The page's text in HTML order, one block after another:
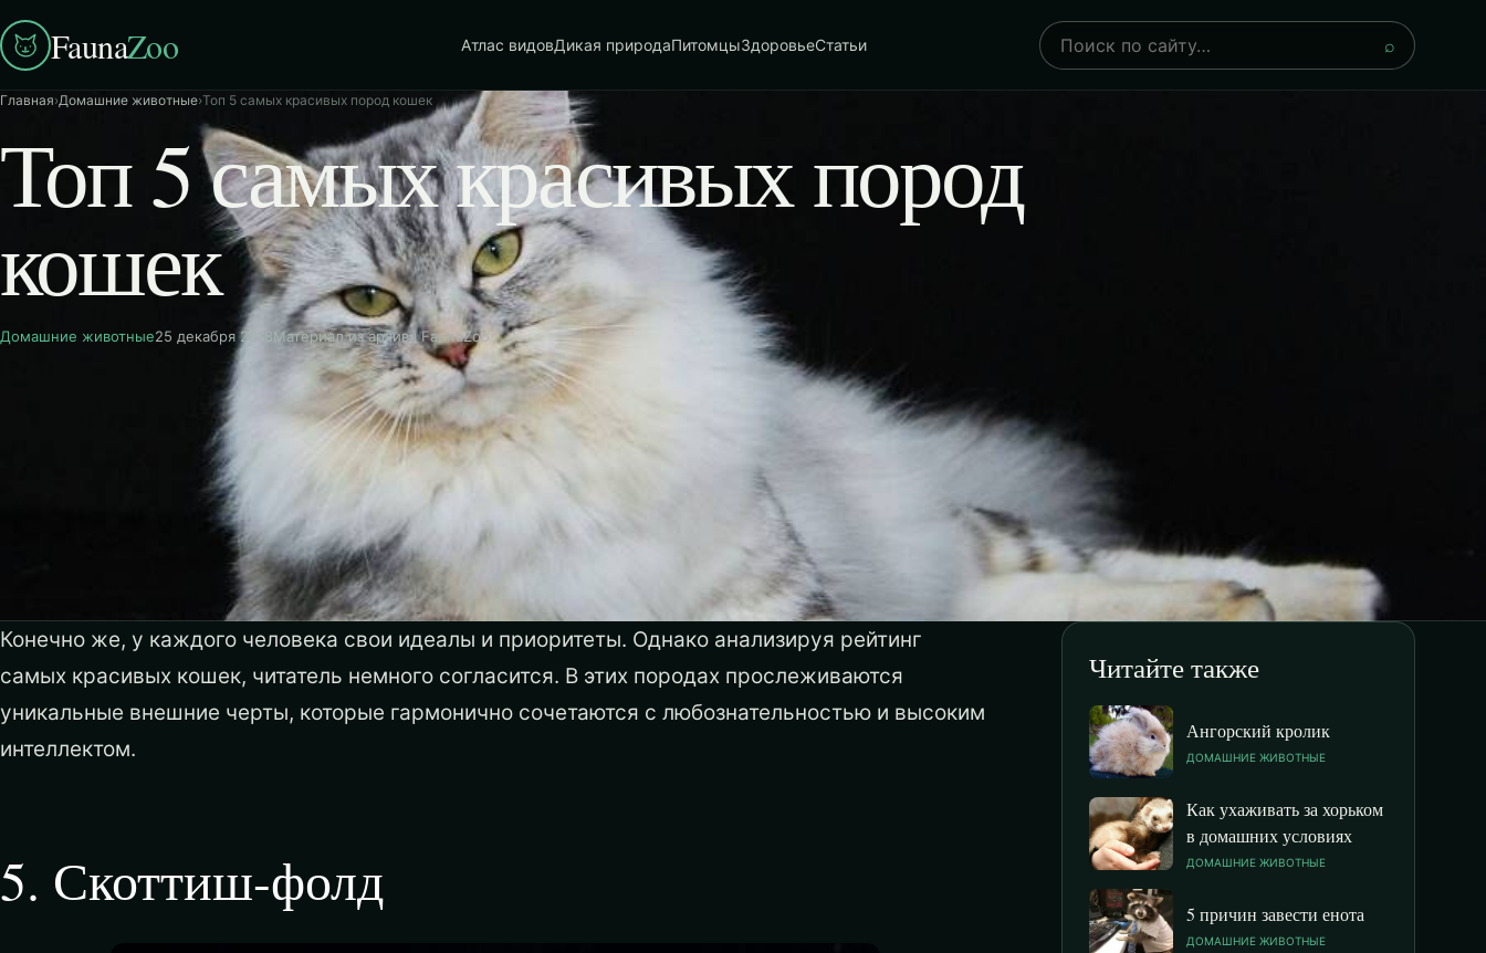
FaunaZoo Атлас видовДикая природаПитомцыЗдоровьеСтатьи
Поиск
⌕
Главная›Домашние животные›Топ 5 самых красивых пород кошек
Топ 5 самых красивых пород
кошек
Домашние животные25 декабря 2018Материал из архива FaunaZoo
Конечно же, у каждого человека свои идеалы и приоритеты. Однако анализируя рейтинг
самых красивых кошек, читатель немного согласится. В этих породах прослеживаются
уникальные внешние черты, которые гармонично сочетаются с любознательностью и высоким
интеллектом.
5. Скоттиш-фолд
Читайте также
Ангорский кролик
ДОМАШНИЕ ЖИВОТНЫЕ
Как ухаживать за хорьком
в домашних условиях
ДОМАШНИЕ ЖИВОТНЫЕ
5 причин завести енота
ДОМАШНИЕ ЖИВОТНЫЕ